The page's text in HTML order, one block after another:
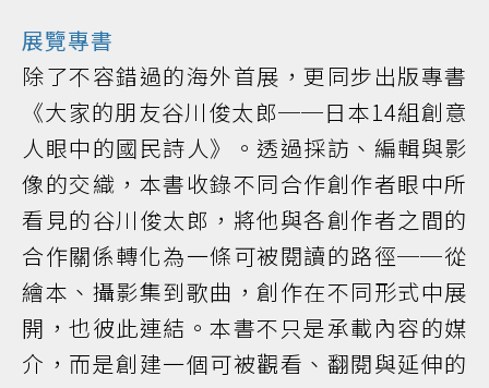
展覽專書
除了不容錯過的海外首展，更同步出版專書
《大家的朋友谷川俊太郎──日本14組創意
人眼中的國民詩人》。透過採訪、編輯與影
像的交織，本書收錄不同合作創作者眼中所
看見的谷川俊太郎，將他與各創作者之間的
合作關係轉化為一條可被閱讀的路徑──從
繪本、攝影集到歌曲，創作在不同形式中展
開，也彼此連結。本書不只是承載內容的媒
介，而是創建一個可被觀看、翻閱與延伸的